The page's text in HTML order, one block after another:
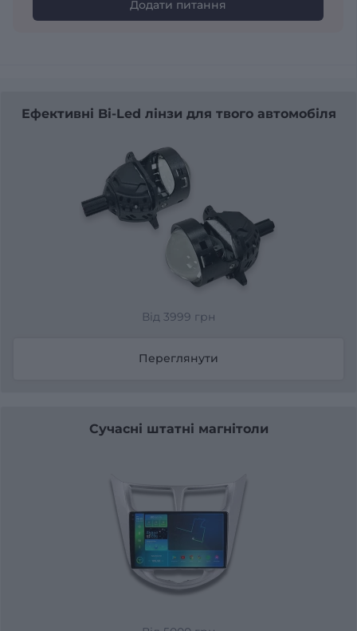
Додати питання
Ефективні Bi-Led лінзи для твого автомобіля
Від 3999 грн
Переглянути
Сучасні штатні магнітоли